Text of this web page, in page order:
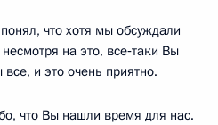
что хотя мы обсуждали
на это, все‑таки Вы
и это очень приятно.
что Вы нашли время для нас.